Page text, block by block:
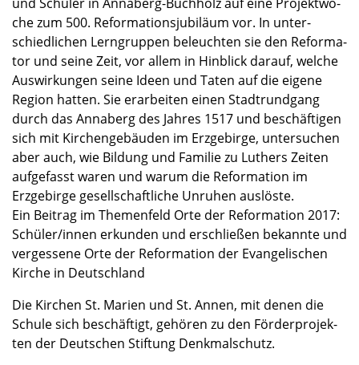
che zum 500. Refor­ma­ti­ons­ju­bi­läum vor. In unter­
schied­li­chen Lerngrup­pen beleuch­ten sie den Refor­ma­
tor und seine Zeit, vor allem in Hinblick darauf, welche
Auswir­kun­gen seine Ideen und Taten auf die eigene
Region hatten. Sie erarbei­ten einen Stadt­rund­gang
durch das Annaberg des Jahres 1517 und beschäf­ti­gen
sich mit Kirchen­ge­bäu­den im Erzge­birge, unter­su­chen
aber auch, wie Bildung und Familie zu Luthers Zeiten
aufge­fasst waren und warum die Refor­ma­tion im
Erzge­birge gesell­schaft­li­che Unruhen auslöste.
Ein Beitrag im Themen­feld Orte der Refor­ma­tion 2017:
Schüler/innen erkun­den und erschlie­ßen bekannte und
verges­sene Orte der Refor­ma­tion der Evange­li­schen
Kirche in Deutsch­land
Die Kirchen St. Marien und St. Annen, mit denen die
Schule sich beschäf­tigt, gehören zu den Förder­pro­jek­
ten der Deutschen Stiftung Denkmal­schutz.